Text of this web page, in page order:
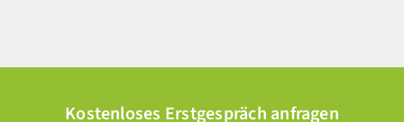
Kostenloses Erstgespräch anfragen